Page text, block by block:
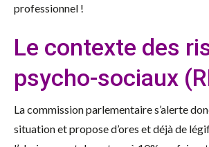
professionnel !
Le contexte des
psycho-sociaux
La commission parlementaire s’alerte
situation et propose d’ores et déjà de